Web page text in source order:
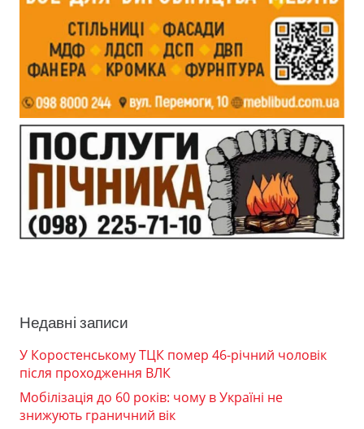
Недавні записи
У Коростенському ТЦК помер 46-річний чоловік
після проходження ВЛК
Мобілізація до 60 років: чому в Україні не
знижують граничний вік